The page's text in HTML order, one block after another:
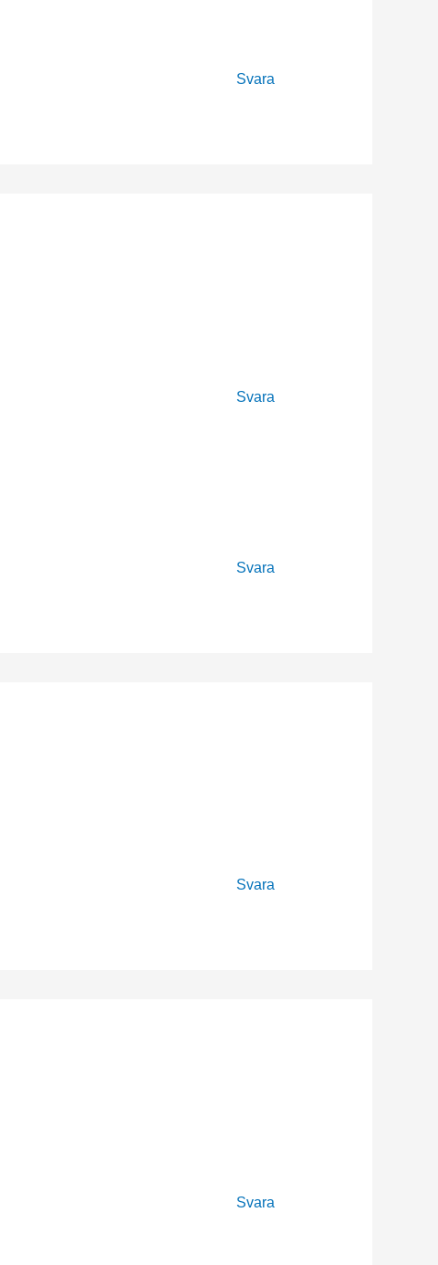
Svara
Svara
Svara
Svara
Svara